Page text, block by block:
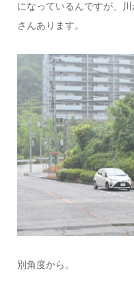
になっているんですが、
さんあります。
別角度から。